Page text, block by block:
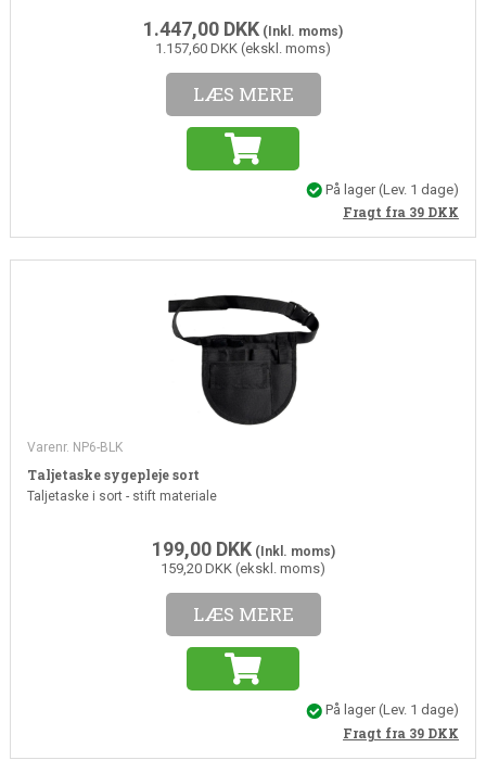
1.447,00 DKK (Inkl. moms)
1.157,60 DKK (ekskl. moms)
LÆS MERE
På lager(Lev. 1 dage)
Fragt fra 39 DKK
Varenr. NP6-BLK
Taljetaske sygepleje sort
Taljetaske i sort - stift materiale
199,00 DKK(Inkl. moms)
159,20 DKK (ekskl. moms)
LÆS MERE
På lager(Lev. 1 dage)
Fragt fra 39 DKK